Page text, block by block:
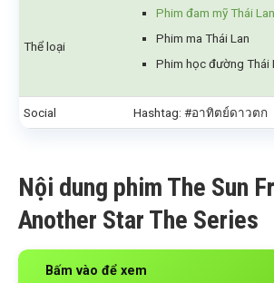
Thể loại
Phim đam mỹ Thái Lan
Phim ma Thái Lan
Phim học đường Thái
Social Hashtag: #อาทิตย์ดาวตก
Nội dung phim The Sun
Another Star The Series
Bấm vào để xem